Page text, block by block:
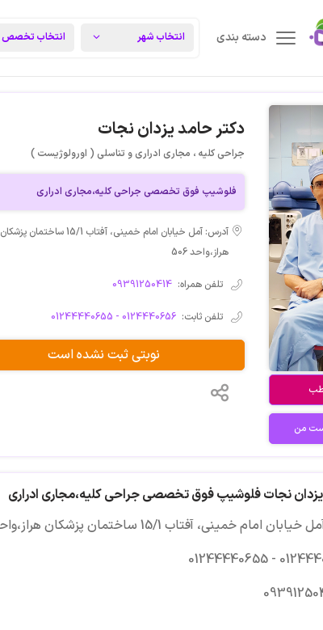
دسته بندی
من
دکتر حامد یزدان نجات
جراحی کلیه ، مجاری ادراری و تناسلی ( اورولوژیست )
فلوشیپ فوق تخصصی جراحی کلیه،مجاری ادراری
آدرس: آمل خیابان امام خمینی، آفتاب 15/1 ساختمان پزشکان
هراز،واحد 506
تلفن همراه: 09391250414
تلفن ثابت: 01244440655 - 0124440656
نوبتی ثبت نشده است
نجات فلوشیپ فوق تخصصی جراحی کلیه،مجاری ادراری
امام خمینی، آفتاب 15/1 ساختمان پزشکان هراز،واحد 506
01244440655 -